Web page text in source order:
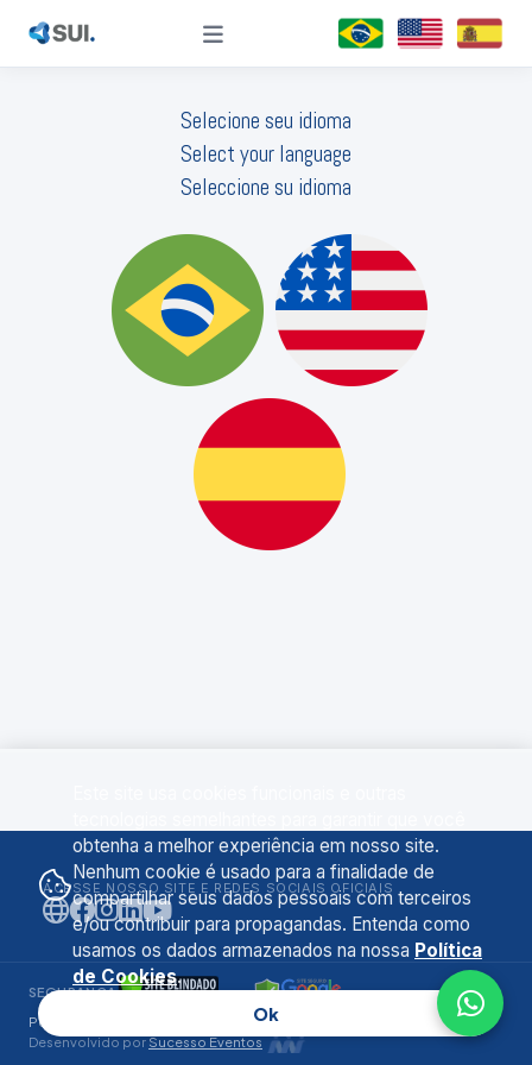
obtenha a melhor experiência em nosso site.
Nenhum cookie é usado para a finalidade de
compartilhar seus dados pessoais com terceiros
e/ou contribuir para propagandas. Entenda como
usamos os dados armazenados na nossa Política
de Cookies.
Ok
Selecione seu idioma
Select your language
Seleccione su idioma
ACESSE NOSSO SITE E REDES SOCIAIS OFICIAIS
SEGURANÇA
Política de Privacidade Termos de Uso
Desenvolvido porSucesso Eventos